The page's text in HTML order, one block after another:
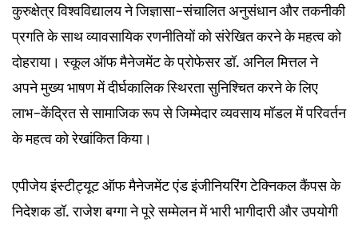
कुरुक्षेत्र विश्वविद्यालय ने जिज्ञासा-संचालित अनुसंधान और तकनीकी
प्रगति के साथ व्यावसायिक रणनीतियों को संरेखित करने के महत्व को
दोहराया। स्कूल ऑफ मैनेजमेंट के प्रोफेसर डॉ. अनिल मित्तल ने
अपने मुख्य भाषण में दीर्घकालिक स्थिरता सुनिश्चित करने के लिए
लाभ-केंद्रित से सामाजिक रूप से जिम्मेदार व्यवसाय मॉडल में परिवर्तन
के महत्व को रेखांकित किया।
एपीजेय इंस्टीट्यूट ऑफ मैनेजमेंट एंड इंजीनियरिंग टेक्निकल कैंपस के
निदेशक डॉ. राजेश बग्गा ने पूरे सम्मेलन में भारी भागीदारी और उपयोगी